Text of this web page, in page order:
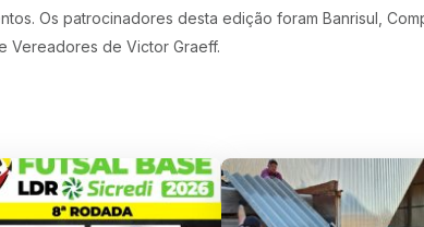
Os patrocinadores desta edição foram Banrisul,
Vereadores de Victor Graeff.